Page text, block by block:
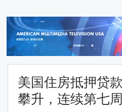
美国住房抵押贷
攀升，连续第七